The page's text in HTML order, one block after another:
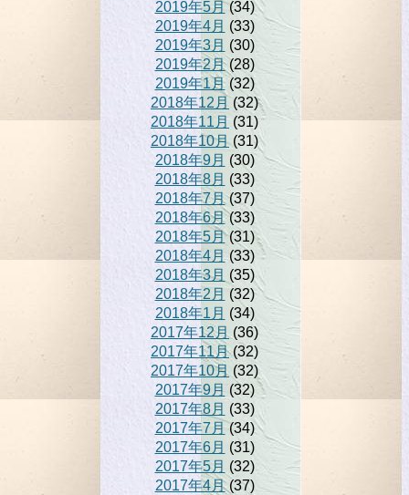
2019年5月(34)
2019年4月 (33)
2019年3月 (30)
2019年2月(28)
2019年1月(32)
2018年12月 (32)
2018年11月 (31)
2018年10月 (31)
2018年9月 (30)
2018年8月 (33)
2018年7月(37)
2018年6月(33)
2018年5月(31)
2018年4月(33)
2018年3月 (35)
2018年2月 (32)
2018年1月 (34)
2017年12月(36)
2017年11月(32)
2017年10月 (32)
2017年9月 (32)
2017年8月 (33)
2017年7月 (34)
2017年6月 (31)
2017年5月 (32)
2017年4月(37)